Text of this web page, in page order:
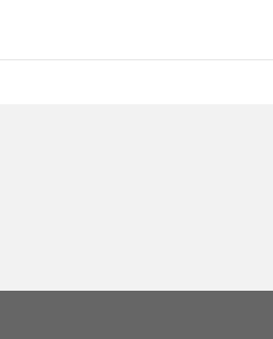
因人成事：帶著尊嚴